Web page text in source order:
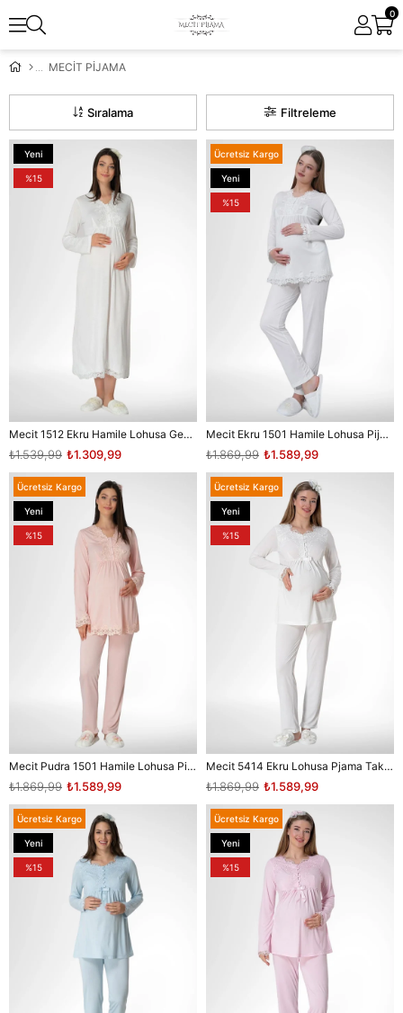
0
MECİT PİJAMA
Filtreleme
Sıralama
Mecit 1512 Ekru Hamile Lohusa Gecelik
₺1.309,99
₺1.539,99
Yeni
Ürün
%15
Mecit Ekru 1501 Hamile Lohusa Pijama Takımı
₺1.589,99
₺1.869,99
Ücretsiz Kargo
Yeni
Ürün
%15
Mecit Pudra 1501 Hamile Lohusa Pijama Takımı
₺1.589,99
₺1.869,99
Ücretsiz Kargo
Yeni
Ürün
%15
Mecit 5414 Ekru Lohusa Pjama Takımı
₺1.589,99
₺1.869,99
Ücretsiz Kargo
Yeni
Ürün
%15
Ücretsiz Kargo
Yeni
Ürün
%15
Ücretsiz Kargo
Yeni
Ürün
%15